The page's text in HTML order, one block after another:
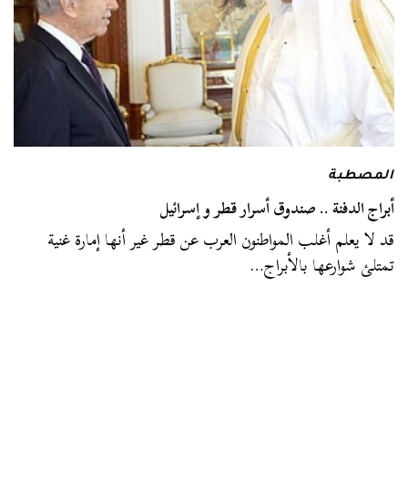
المصطبة
أبراج الدفنة .. صندوق أسرار قطر و إسرائيل
قد لا يعلم أغلب المواطنون العرب عن قطر غير أنها إمارة غنية
تمتلئ شوارعها بالأبراج…